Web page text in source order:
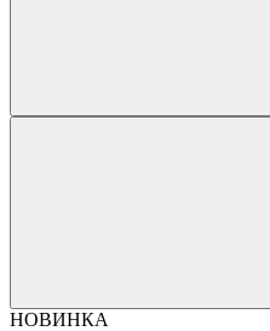
НОВИНКА